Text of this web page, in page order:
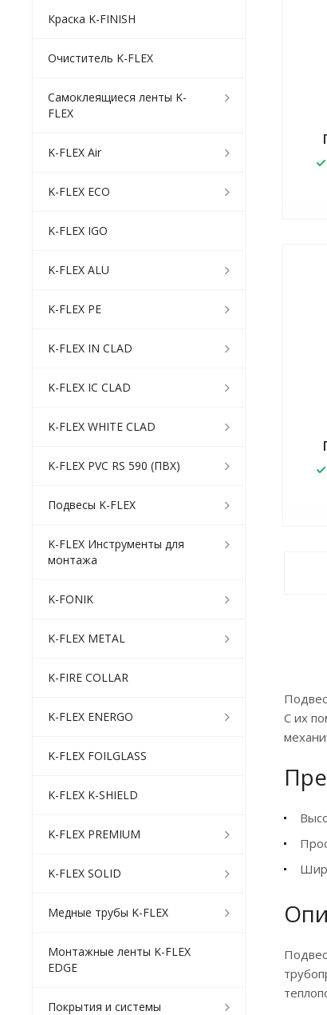
С их
Краска K-FINISH
Очиститель K-FLEX
Самоклеящиеся ленты K-
FLEX
K-FLEX Air
K-FLEX ECO
K-FLEX IGO
K-FLEX ALU
K-FLEX PE
K-FLEX IN CLAD
K-FLEX IC CLAD
K-FLEX WHITE CLAD
K-FLEX PVC RS 590 (ПВХ)
Подвесы K-FLEX
K-FLEX Инструменты для
монтажа
K-FONIK
K-FLEX METAL
K-FIRE COLLAR
K-FLEX ENERGO
K-FLEX FOILGLASS
K-FLEX K-SHIELD
K-FLEX PREMIUM
K-FLEX SOLID
Медные трубы K-FLEX
Монтажные ленты K-FLEX
EDGE
Покрытия и системы